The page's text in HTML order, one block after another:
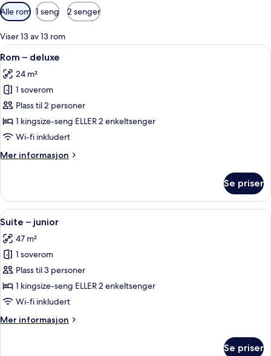
Tilgjengelige
filtre
for
rom
Alle rom 1 seng 2 senger
Viser 13 av 13 rom
Åpne
alle
bildene
av
Rom
–
deluxe
Rom – deluxe | Sengetøy av topp
5
Rom – deluxe
24 m²
1 soverom
Plass til 2 personer
1 kingsize-seng ELLER 2 enkeltsenger
Wi-fi inkludert
Mer informasjon
Mer
–
deluxe
Se priser
Åpne
alle
bildene
av
Suite
–
junior
Suite – junior | Sengetøy av topp
4
Suite – junior
47 m²
1 soverom
Plass til 3 personer
1 kingsize-seng ELLER 2 enkeltsenger
Wi-fi inkludert
Mer informasjon
Mer
Se priser